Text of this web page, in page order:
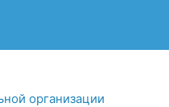
организации